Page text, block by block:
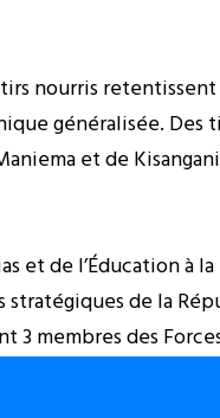
nourris
généralisée. Des
et de
et de l’Éducation à
de la
membres des